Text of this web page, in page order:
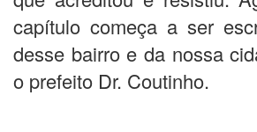
capítulo começa a ser
desse bairro e da nossa
o prefeito Dr. Coutinho.